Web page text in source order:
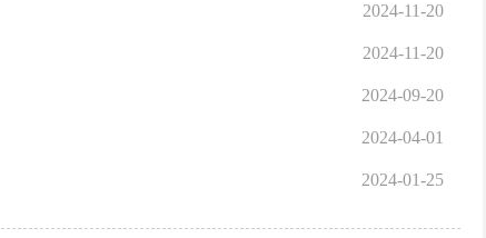
2024-11-20
2024-11-20
2024-09-20
2024-04-01
2024-01-25